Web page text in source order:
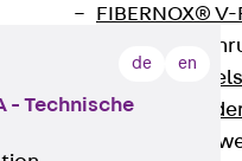
FIBERNOX® V-
de en
- Technische